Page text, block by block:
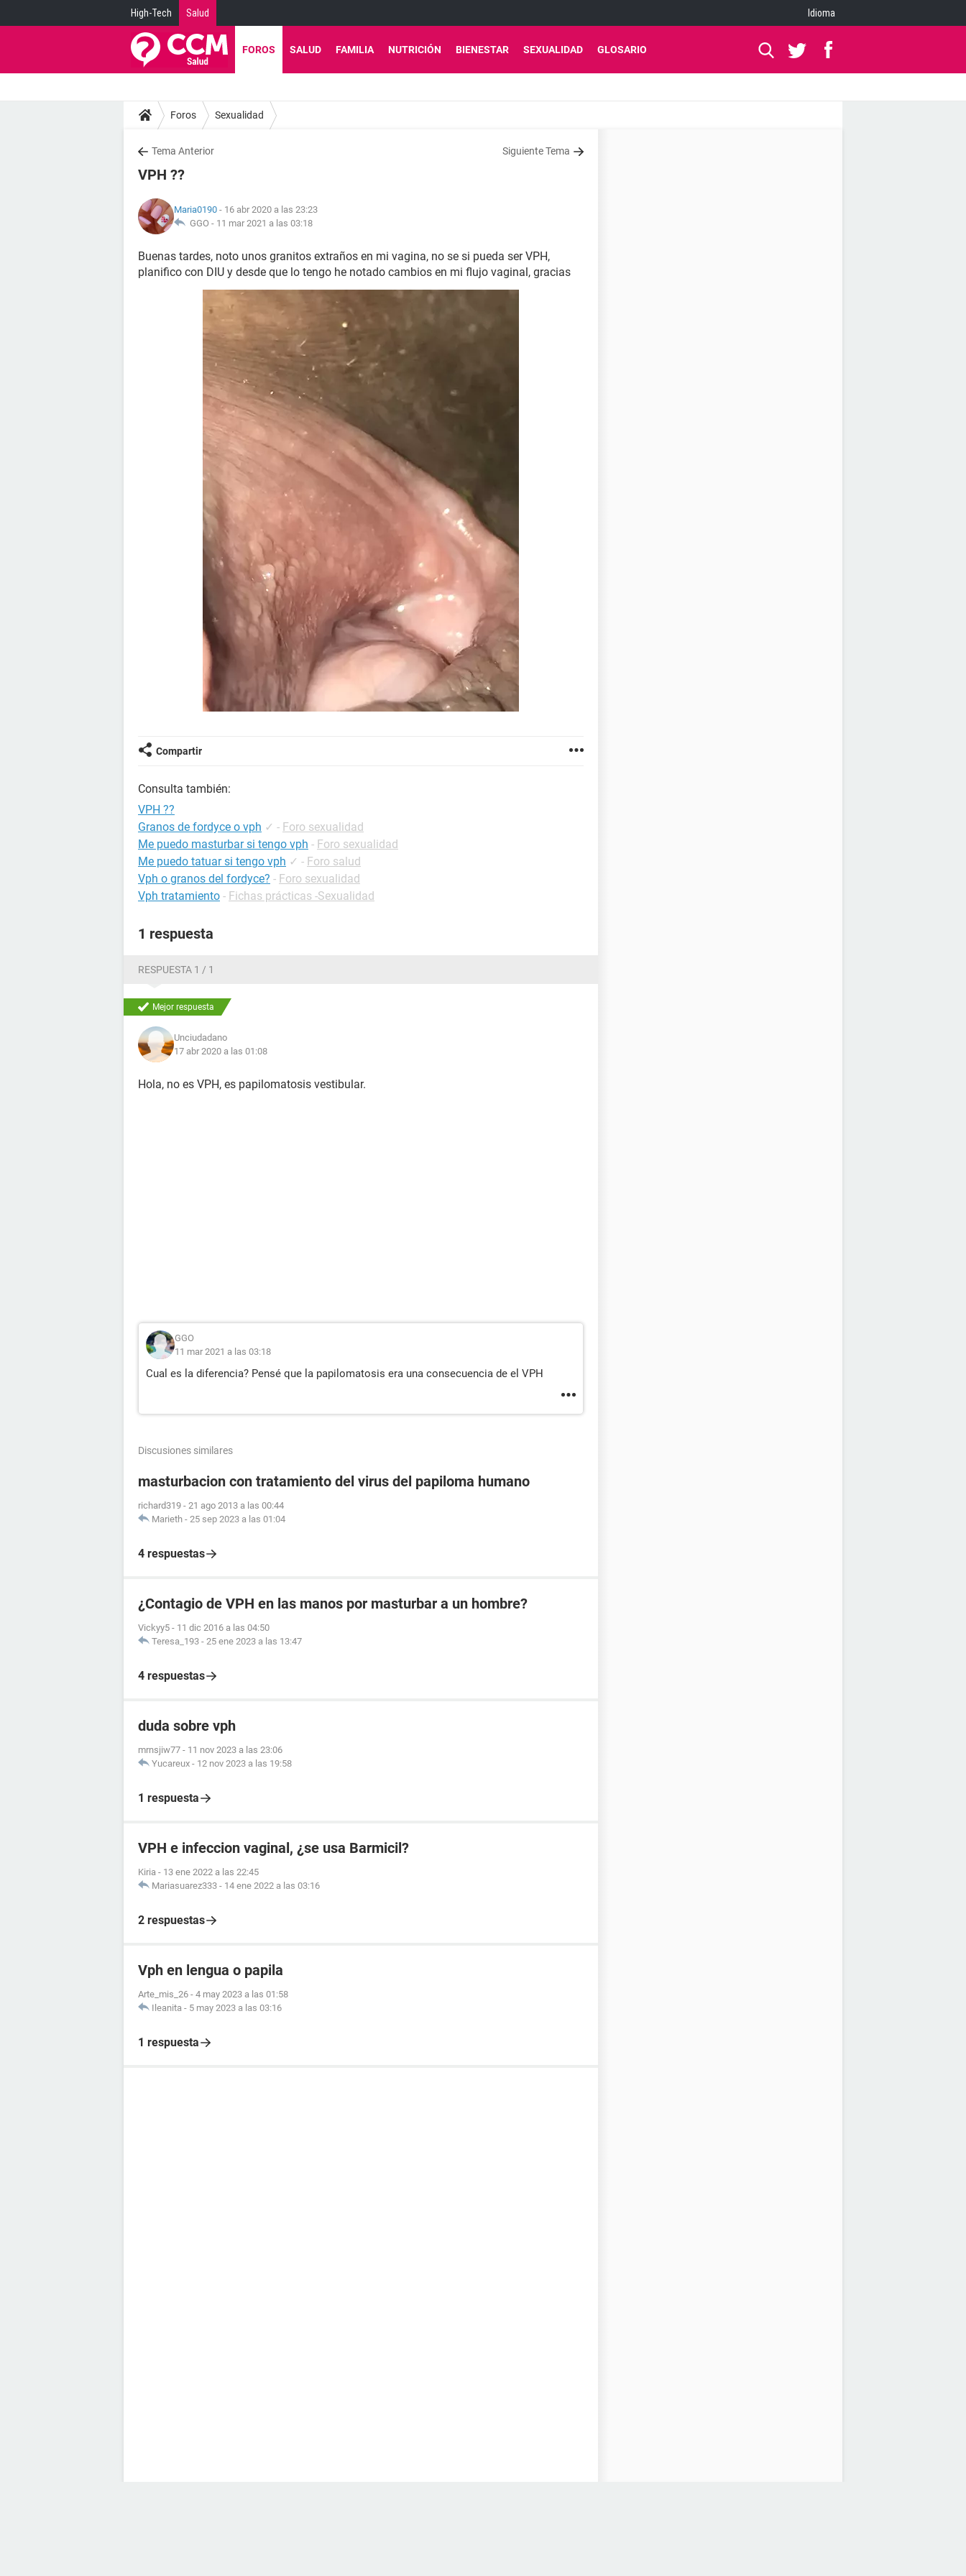
High-Tech Salud Idioma
FOROS SALUD FAMILIA NUTRICIÓN BIENESTAR SEXUALIDAD GLOSARIO
Foros Sexualidad
Tema Anterior Siguiente Tema
VPH ??
Maria0190 - 16 abr 2020 a las 23:23
GGO - 11 mar 2021 a las 03:18
Buenas tardes, noto unos granitos extraños en mi vagina, no se si pueda ser VPH,
planifico con DIU y desde que lo tengo he notado cambios en mi flujo vaginal, gracias
Compartir
Consulta también:
VPH ??
Granos de fordyce o vph ✓ - Foro sexualidad
Me puedo masturbar si tengo vph - Foro sexualidad
Me puedo tatuar si tengo vph ✓ - Foro salud
Vph o granos del fordyce? - Foro sexualidad
Vph tratamiento - Fichas prácticas -Sexualidad
1 respuesta
RESPUESTA 1 / 1
Mejor respuesta
Unciudadano
17 abr 2020 a las 01:08
Hola, no es VPH, es papilomatosis vestibular.
GGO
11 mar 2021 a las 03:18
Cual es la diferencia? Pensé que la papilomatosis era una consecuencia de el VPH
Discusiones similares
masturbacion con tratamiento del virus del papiloma humano
richard319 - 21 ago 2013 a las 00:44
Marieth - 25 sep 2023 a las 01:04
4 respuestas
¿Contagio de VPH en las manos por masturbar a un hombre?
Vickyy5 - 11 dic 2016 a las 04:50
Teresa_193 - 25 ene 2023 a las 13:47
4 respuestas
duda sobre vph
mrnsjiw77 - 11 nov 2023 a las 23:06
Yucareux - 12 nov 2023 a las 19:58
1 respuesta
VPH e infeccion vaginal, ¿se usa Barmicil?
Kiria - 13 ene 2022 a las 22:45
Mariasuarez333 - 14 ene 2022 a las 03:16
2 respuestas
Vph en lengua o papila
Arte_mis_26 - 4 may 2023 a las 01:58
Ileanita - 5 may 2023 a las 03:16
1 respuesta